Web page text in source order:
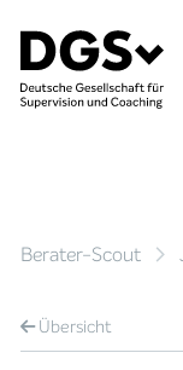
Berater-Scout
Übersicht